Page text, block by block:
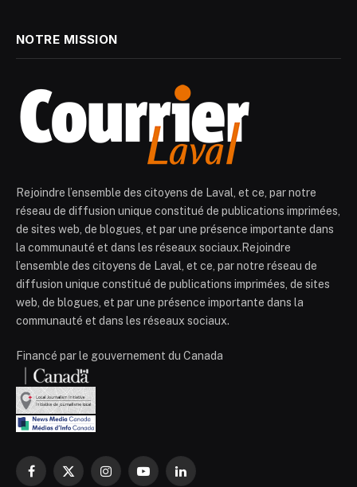
NOTRE MISSION
Rejoindre l’ensemble des citoyens de Laval, et ce, par notre
réseau de diffusion unique constitué de publications imprimées,
de sites web, de blogues, et par une présence importante dans
la communauté et dans les réseaux sociaux.Rejoindre
l’ensemble des citoyens de Laval, et ce, par notre réseau de
diffusion unique constitué de publications imprimées, de sites
web, de blogues, et par une présence importante dans la
communauté et dans les réseaux sociaux.
Financé par le gouvernement du Canada
Facebook
X
InstagramYouTubeLinkedIn